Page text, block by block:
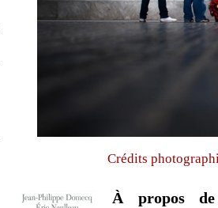
Crédits
À propos